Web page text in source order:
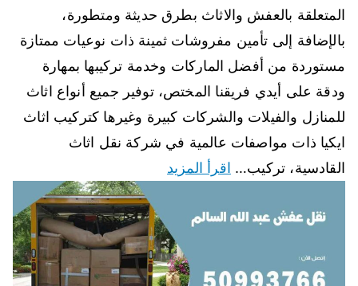
المتعلقة بالعفش والاثاث بطرق حديثة ومتطورة،
بالإضافة إلى تأمين مفروشات ثمينة ذات نوعيات ممتازة
مستوردة من أفضل الماركات وخدمة تركيبها بمهارة
ودقة على أيدي فريقنا المختص، توفير جميع أنواع اثاث
للمنازل والفيلات والشركات كبيرة وغيرها كتركيب اثاث
ايكيا ذات مواصفات عالمية في شركة نقل اثاث
القادسية، تركيب… اقرأ المزيد